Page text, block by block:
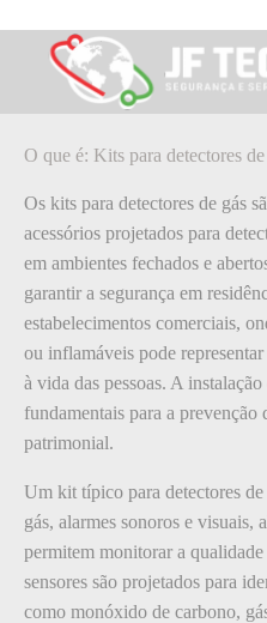
para
conteúdoO que é: Kits para
O que é: Kits para detectores de
Os kits para detectores de gás
acessórios projetados para
em ambientes fechados e
garantir a segurança em
estabelecimentos comerciais,
ou inflamáveis pode
à vida das pessoas. A
fundamentais para a prevenção
patrimonial.
Um kit típico para detectores
gás, alarmes sonoros e visuais,
permitem monitorar a
sensores são projetados para
como monóxido de carbono,